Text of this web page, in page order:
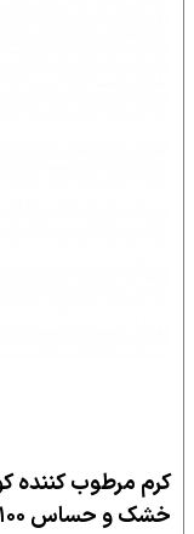
کرم مرطوب
خشک و حساس ۱۰۰ گرم